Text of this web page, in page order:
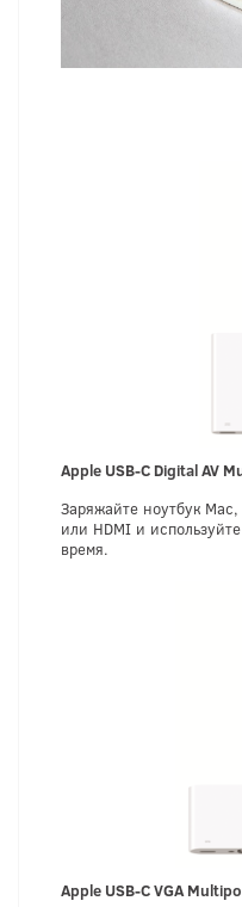
Apple USB-C Digital AV
Заряжайте ноутбук
или HDMI и
время.
Apple USB-C VGA